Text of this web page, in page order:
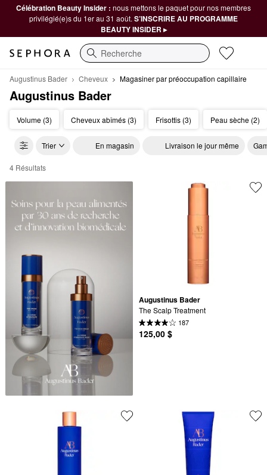
Célébration Beauty Insider : nous mettons le paquet pour nos membres
privilégié(e)s du 1er au 31 août. S’INSCRIRE AU PROGRAMME
BEAUTY INSIDER ▸
Recherche
Augustinus Bader Cheveux Magasiner par préoccupation capillaire
Augustinus Bader
Volume (3) Cheveux abîmés (3) Frisottis (3) Peau sèche (2)
Trier En magasin Livraison le jour même
Augustinus Bader Magasiner par préoccupation capillaire
4 Résultats
Augustinus Bader
The Scalp Treatment
187
125,00 $